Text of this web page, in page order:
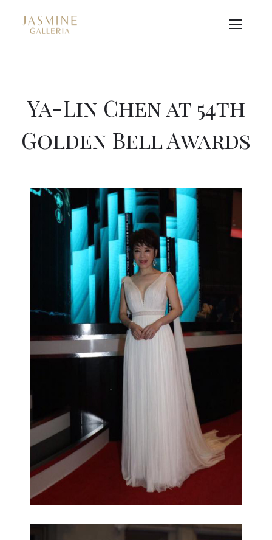
Ya-Lin Chen at 54th
Golden Bell Awards